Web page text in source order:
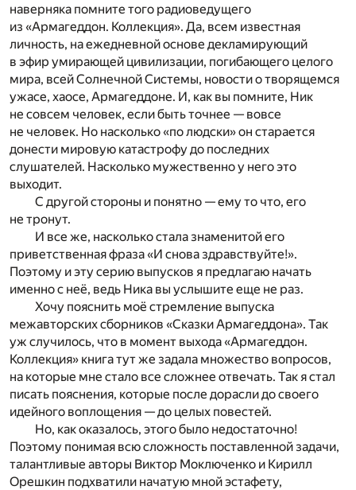
наверняка помните того радиоведущего
из «Армагеддон. Коллекция». Да, всем известная
личность, на ежедневной основе декламирующий
в эфир умирающей цивилизации, погибающего целого
мира, всей Солнечной Системы, новости о творящемся
ужасе, хаосе, Армагеддоне. И, как вы помните, Ник
не совсем человек, если быть точнее — вовсе
не человек. Но насколько «по людски» он старается
донести мировую катастрофу до последних
слушателей. Насколько мужественно у него это
выходит.
С другой стороны и понятно — ему то что, его
не тронут.
И все же, насколько стала знаменитой его
приветственная фраза «И снова здравствуйте!».
Поэтому и эту серию выпусков я предлагаю начать
именно с неё, ведь Ника вы услышите еще не раз.
Хочу пояснить моё стремление выпуска
межавторских сборников «Сказки Армагеддона». Так
уж случилось, что в момент выхода «Армагеддон.
Коллекция» книга тут же задала множество вопросов,
на которые мне стало все сложнее отвечать. Так я стал
писать пояснения, которые после дорасли до своего
идейного воплощения — до целых повестей.
Но, как оказалось, этого было недостаточно!
Поэтому понимая всю сложность поставленной задачи,
талантливые авторы Виктор Моключенко и Кирилл
Орешкин подхватили начатую мной эстафету,